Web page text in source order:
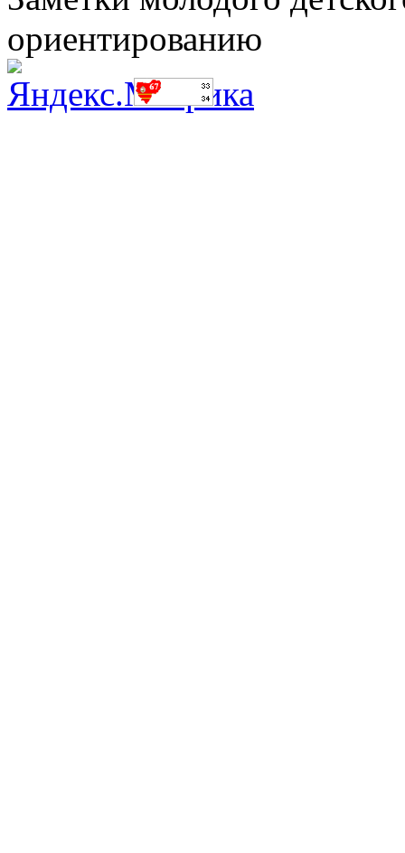
ориентированию